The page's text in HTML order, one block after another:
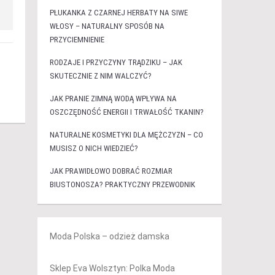
PŁUKANKA Z CZARNEJ HERBATY NA SIWE
WŁOSY – NATURALNY SPOSÓB NA
PRZYCIEMNIENIE
RODZAJE I PRZYCZYNY TRĄDZIKU – JAK
SKUTECZNIE Z NIM WALCZYĆ?
JAK PRANIE ZIMNĄ WODĄ WPŁYWA NA
OSZCZĘDNOŚĆ ENERGII I TRWAŁOŚĆ TKANIN?
NATURALNE KOSMETYKI DLA MĘŻCZYZN – CO
MUSISZ O NICH WIEDZIEĆ?
JAK PRAWIDŁOWO DOBRAĆ ROZMIAR
BIUSTONOSZA? PRAKTYCZNY PRZEWODNIK
Moda Polska – odzież damska
Sklep Eva Wolsztyn: Polka Moda